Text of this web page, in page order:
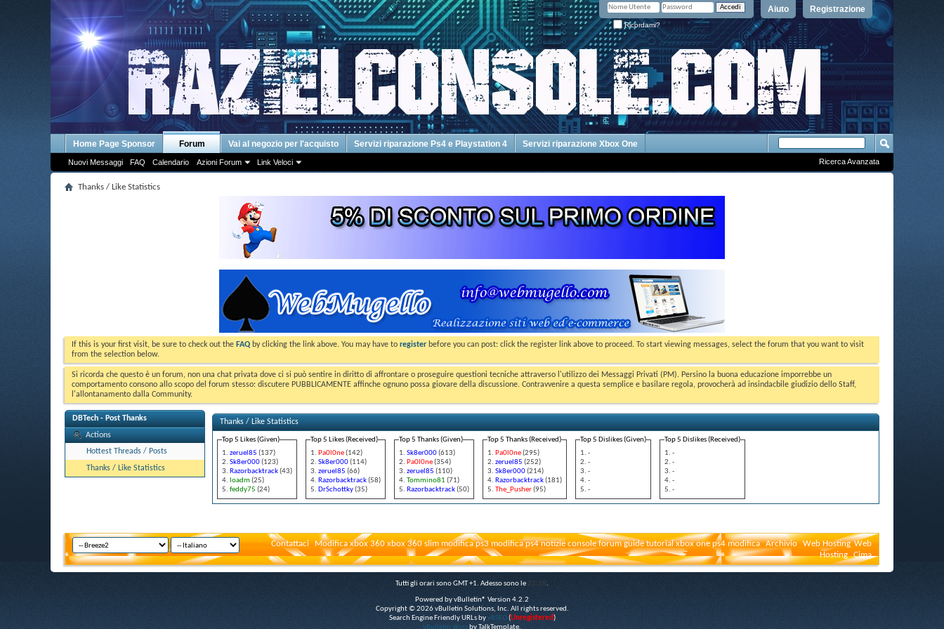
Registrazione
Aiuto
Ricordami?
Home Page Sponsor Forum
Nuovi Messaggi FAQ Calendario Azioni Forum Link Veloci
Vai al negozio per l'acquisto Servizi riparazione Ps4 e Playstation 4 Servizi riparazione Xbox One
Ricerca Avanzata
Thanks / Like Statistics
If this is your first visit, be sure to check out the FAQ by clicking the link above. You may have to register before you can post: click the register link above to proceed. To start viewing messages, select the forum that you want to visit
from the selection below.
Si ricorda che questo è un forum, non una chat privata dove ci si può sentire in diritto di affrontare o proseguire questioni tecniche attraverso l'utilizzo dei Messaggi Privati (PM). Persino la buona educazione imporrebbe un
comportamento consono allo scopo del forum stesso: discutere PUBBLICAMENTE affinche ognuno possa giovare della discussione. Contravvenire a questa semplice e basilare regola, provocherà ad insindacbile giudizio dello Staff,
l'allontanamento dalla Community.
Thanks / Like Statistics
Top 5 Likes (Given)
zeruel85 (137)
Sk8er000(123)
Razorbacktrack(43)
loadm (25)
feddy75 (24)
Top 5 Likes (Received)
Pa0l0ne(142)
Sk8er000(114)
zeruel85 (66)
Razorbacktrack(58)
DrSchottky(35)
Top 5 Thanks (Given)
Sk8er000(613)
Pa0l0ne(354)
zeruel85 (110)
Tommino81 (71)
Razorbacktrack(50)
Top 5 Thanks (Received)
Pa0l0ne(295)
zeruel85 (252)
Sk8er000(214)
Razorbacktrack(181)
The_Pusher(95)
Top 5 Dislikes (Given)
-
-
-
-
-
Top 5 Dislikes (Received)
-
-
-
-
-
DBTech - Post Thanks
Actions
Hottest Threads / Posts
Thanks / Like Statistics
Contattaci Modifica xbox 360 xbox 360 slim modifica ps3 modifica ps4 notizie console forum guide tutorial xbox one ps4 modifica Archivio Web Hosting Web
Hosting
Cima
Tutti gli orari sono GMT +1. Adesso sono le 22:38.
Powered by vBulletin® Version 4.2.2
Copyright © 2026 vBulletin Solutions, Inc. All rights reserved.
Search Engine Friendly URLs byvBSEO(Unregistered )
vBulletin skins by TalkTemplate.